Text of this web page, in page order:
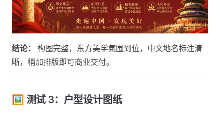
结论：
构图完整，东方美学氛围到位，中文地名标注清
晰，稍加排版即可商业交付。
🖼️ 测试 3：户型设计图纸